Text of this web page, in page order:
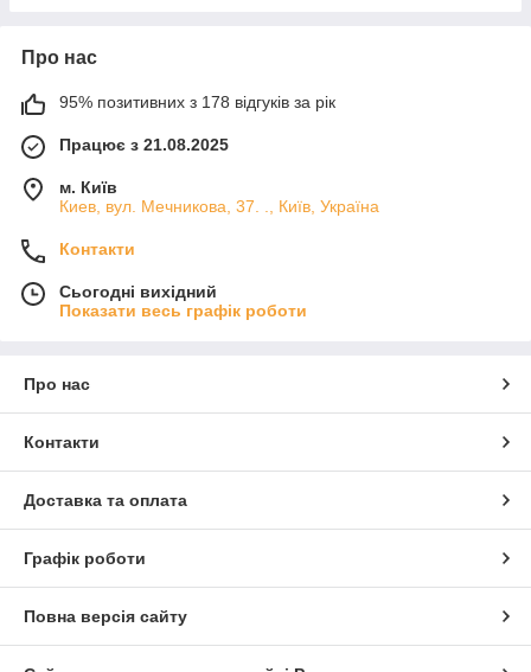
Про нас
95% позитивних з 178 відгуків за рік
Працює з 21.08.2025
м. Київ
Киев, вул. Мечникова, 37. ., Київ, Україна
Контакти
Сьогодні вихідний
Показати весь графік роботи
Про нас
Контакти
Доставка та оплата
Графік роботи
Повна версія сайту